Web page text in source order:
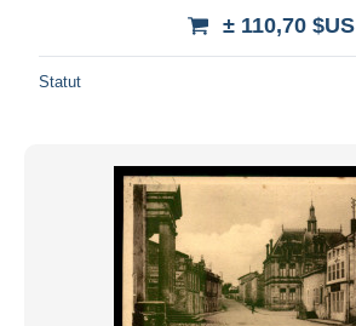
± 110,70 $US
Statut